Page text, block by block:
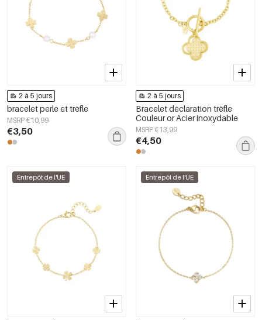
2 à 5 jours
bracelet perle et trèfle
MSRP €10,99
€3,50
2 à 5 jours
Bracelet déclaration trèfle
Couleur or Acier inoxydable
MSRP €13,99
€4,50
Entrepôt de l'UE Entrepôt de l'UE